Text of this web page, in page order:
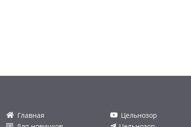
Главная
Цельнозор